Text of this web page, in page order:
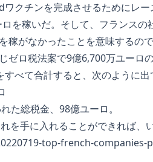
クチンを完成させるためにレ
を稼いだ。そして、フランス
稼がなかったことを意味するの
ゼロ税法案で9億6,700万ユーロ
べて合計すると、次のように出
た総税金、98億ユーロ。
を手に入れることができれば、
top-french-companies-